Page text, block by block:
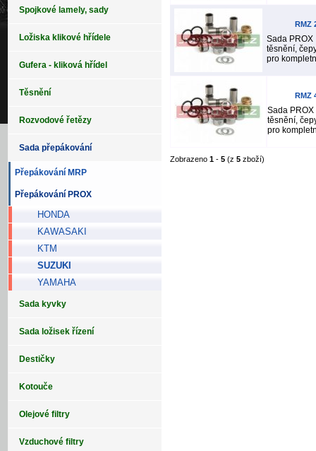
Spojkové lamely, sady
Ložiska klikové hřídele
Gufera - kliková hřídel
Těsnění
Rozvodové řetězy
Sada přepákování
Přepákování MRP
Přepákování PROX
HONDA
KAWASAKI
KTM
SUZUKI
YAMAHA
Sada kyvky
Sada ložisek řízení
Destičky
Kotouče
Olejové filtry
Vzduchové filtry
RMZ
Sada
těsnění,
pro
RMZ
Sada
těsnění,
pro
Zobrazeno 1- 5(z 5zboží)